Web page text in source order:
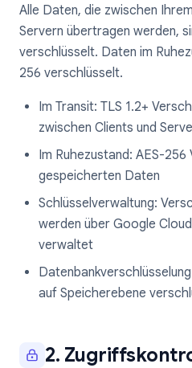
Alle Daten, die zwischen
Servern übertragen werden,
verschlüsselt. Daten im
256 verschlüsselt.
Im Transit: TLS 1.2+
zwischen Clients und
Im Ruhezustand: AES-
gespeicherten Daten
Schlüsselverwaltung:
werden über Google
verwaltet
auf Speicherebene
2.